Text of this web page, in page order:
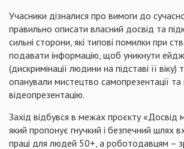
Учасники дізналися про вимоги до
правильно описати власний досвід та
сильні сторони, які типові помилки при
подавати інформацію, щоб уникнути
(дискримінації людини на підставі її
опанували мистецтво самопрезентації
відеопрезентацію.
Захід відбувся в межах проєкту «Досвід
який пропонує гнучкий і безпечний шлях
праці для людей 50+, а роботодавцям –